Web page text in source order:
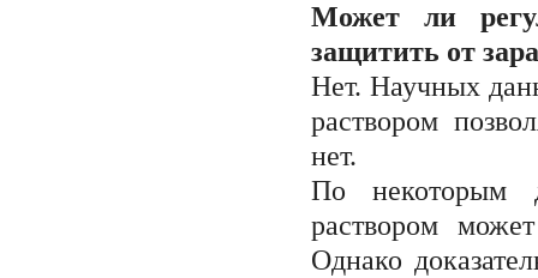
Может ли
защитить от
Нет. Научных
раствором
нет.
По некоторым
раствором
Однако